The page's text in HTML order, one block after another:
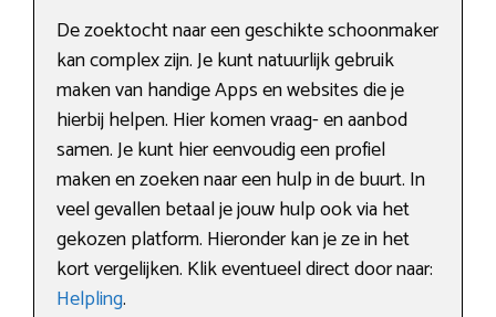
De zoektocht naar een geschikte schoonmaker
kan complex zijn. Je kunt natuurlijk gebruik
maken van handige Apps en websites die je
hierbij helpen. Hier komen vraag- en aanbod
samen. Je kunt hier eenvoudig een profiel
maken en zoeken naar een hulp in de buurt. In
veel gevallen betaal je jouw hulp ook via het
gekozen platform. Hieronder kan je ze in het
kort vergelijken. Klik eventueel direct door naar:
Helpling.